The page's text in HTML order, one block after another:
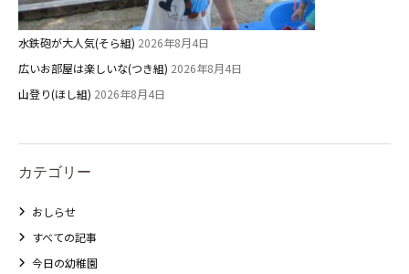
水鉄砲が大人気(そら組) 2026年8月4日
広いお部屋は楽しいな(つき組) 2026年8月4日
山登り(ほし組) 2026年8月4日
カテゴリー
おしらせ
すべての記事
今日の幼稚園